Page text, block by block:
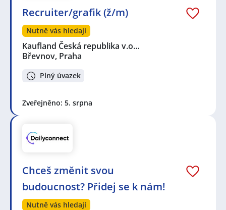
Recruiter/grafik (ž/m)
Nutně vás hledají
Kaufland Česká republika v.o…
Břevnov, Praha
Plný úvazek
Zveřejněno: 5. srpna
Chceš změnit svou
budoucnost? Přidej se k nám!
Nutně vás hledají